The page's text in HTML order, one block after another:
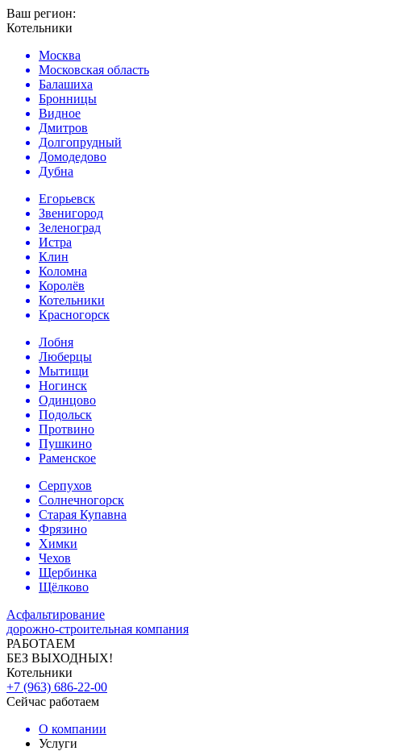
Ваш регион:
Котельники
Москва
Московская область
Балашиха
Бронницы
Видное
Дмитров
Долгопрудный
Домодедово
Дубна
Егорьевск
Звенигород
Зеленоград
Истра
Клин
Коломна
Королёв
Котельники
Красногорск
Лобня
Люберцы
Мытищи
Ногинск
Одинцово
Подольск
Протвино
Пушкино
Раменское
Серпухов
Солнечногорск
Старая Купавна
Фрязино
Химки
Чехов
Щербинка
Щёлково
Асфальтирование
дорожно-строительная компания
РАБОТАЕМ
БЕЗ ВЫХОДНЫХ!
Котельники
+7 (963) 686-22-00
Сейчас работаем
О компании
Услуги